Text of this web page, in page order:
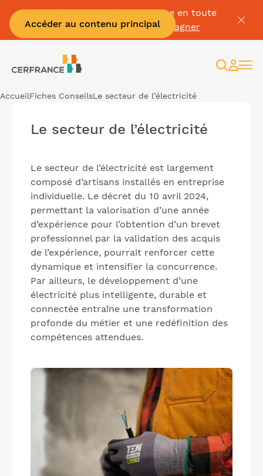
Accéder au contenu principal
Passez à la facture électronique en toute
sérénité :Je me fais accompagner
AccueilFiches ConseilsLe secteur de l’électricité
Le secteur de l’électricité
Le secteur de l’électricité est largement
composé d’artisans installés en entreprise
individuelle. Le décret du 10 avril 2024,
permettant la valorisation d’une année
d’expérience pour l’obtention d’un brevet
professionnel par la validation des acquis
de l’expérience, pourrait renforcer cette
dynamique et intensifier la concurrence.
Par ailleurs, le développement d’une
électricité plus intelligente, durable et
connectée entraîne une transformation
profonde du métier et une redéfinition des
compétences attendues.